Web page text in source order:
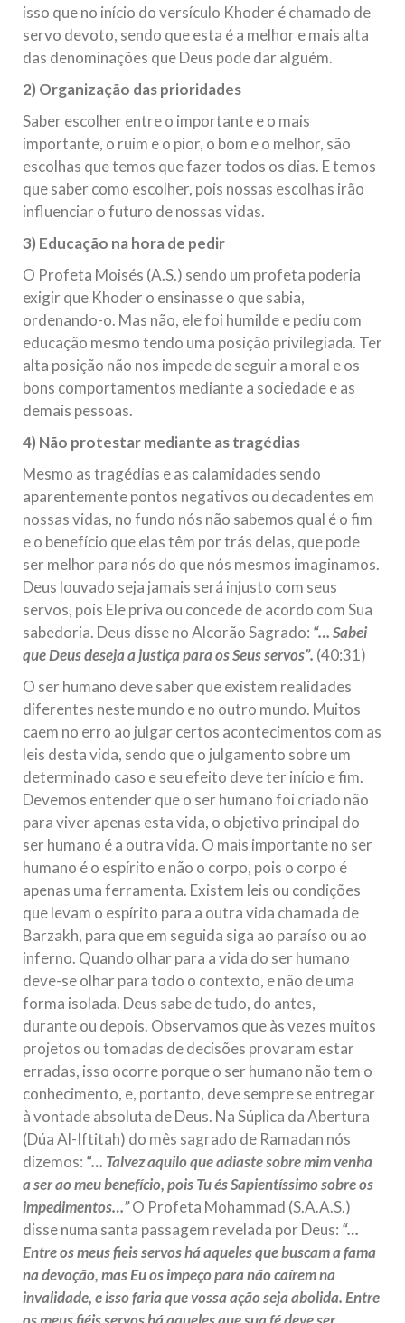
isso que no início do versículo Khoder é chamado de
servo devoto, sendo que esta é a melhor e mais alta
das denominações que Deus pode dar alguém.
2) Organização das prioridades
Saber escolher entre o importante e o mais
importante, o ruim e o pior, o bom e o melhor, são
escolhas que temos que fazer todos os dias. E temos
que saber como escolher, pois nossas escolhas irão
influenciar o futuro de nossas vidas.
3) Educação na hora de pedir
O Profeta Moisés (A.S.) sendo um profeta poderia
exigir que Khoder o ensinasse o que sabia,
ordenando-o. Mas não, ele foi humilde e pediu com
educação mesmo tendo uma posição privilegiada. Ter
alta posição não nos impede de seguir a moral e os
bons comportamentos mediante a sociedade e as
demais pessoas.
4) Não protestar mediante as tragédias
Mesmo as tragédias e as calamidades sendo
aparentemente pontos negativos ou decadentes em
nossas vidas, no fundo nós não sabemos qual é o fim
e o benefício que elas têm por trás delas, que pode
ser melhor para nós do que nós mesmos imaginamos.
Deus louvado seja jamais será injusto com seus
servos, pois Ele priva ou concede de acordo com Sua
sabedoria. Deus disse no Alcorão Sagrado: “… Sabei
que Deus deseja a justiça para os Seus servos”. (40:31)
O ser humano deve saber que existem realidades
diferentes neste mundo e no outro mundo. Muitos
caem no erro ao julgar certos acontecimentos com as
leis desta vida, sendo que o julgamento sobre um
determinado caso e seu efeito deve ter início e fim.
Devemos entender que o ser humano foi criado não
para viver apenas esta vida, o objetivo principal do
ser humano é a outra vida. O mais importante no ser
humano é o espírito e não o corpo, pois o corpo é
apenas uma ferramenta. Existem leis ou condições
que levam o espírito para a outra vida chamada de
Barzakh, para que em seguida siga ao paraíso ou ao
inferno. Quando olhar para a vida do ser humano
deve-se olhar para todo o contexto, e não de uma
forma isolada. Deus sabe de tudo, do antes,
durante ou depois. Observamos que às vezes muitos
projetos ou tomadas de decisões provaram estar
erradas, isso ocorre porque o ser humano não tem o
conhecimento, e, portanto, deve sempre se entregar
à vontade absoluta de Deus. Na Súplica da Abertura
(Dúa Al-Iftitah) do mês sagrado de Ramadan nós
dizemos: “… Talvez aquilo que adiaste sobre mim venha
a ser ao meu benefício, pois Tu és Sapientíssimo sobre os
impedimentos…”O Profeta Mohammad (S.A.A.S.)
disse numa santa passagem revelada por Deus: “…
Entre os meus fieis servos há aqueles que buscam a fama
na devoção, mas Eu os impeço para não caírem na
invalidade, e isso faria que vossa ação seja abolida. Entre